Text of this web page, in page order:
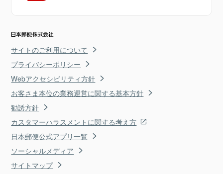
サイトのご利用について
プライバシーポリシー
Webアクセシビリティ方針
お客さま本位の業務運営に関する基本方針
勧誘方針
カスタマーハラスメントに関する考え方
日本郵便公式アプリ一覧
ソーシャルメディア
サイトマップ